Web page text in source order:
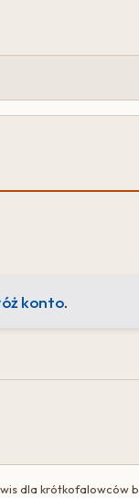
konto.
dla krótkofalowców